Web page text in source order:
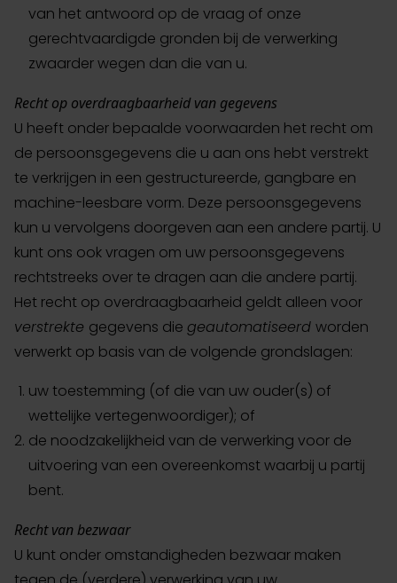
van het antwoord op de vraag of onze
gerechtvaardigde gronden bij de verwerking
zwaarder wegen dan die van u.
Recht op overdraagbaarheid van gegevens
U heeft onder bepaalde voorwaarden het recht om
de persoonsgegevens die u aan ons hebt verstrekt
te verkrijgen in een gestructureerde, gangbare en
machine-leesbare vorm. Deze persoonsgegevens
kun u vervolgens doorgeven aan een andere partij. U
kunt ons ook vragen om uw persoonsgegevens
rechtstreeks over te dragen aan die andere partij.
Het recht op overdraagbaarheid geldt alleen voor
verstrekte gegevens die geautomatiseerd worden
verwerkt op basis van de volgende grondslagen:
uw toestemming (of die van uw ouder(s) of
wettelijke vertegenwoordiger); of
de noodzakelijkheid van de verwerking voor de
uitvoering van een overeenkomst waarbij u partij
bent.
Recht van bezwaar
U kunt onder omstandigheden bezwaar maken